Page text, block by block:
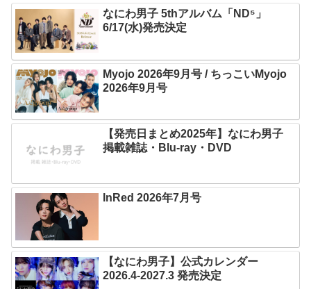
なにわ男子 5thアルバム「ND⁵」
6/17(水)発売決定
Myojo 2026年9月号 / ちっこいMyojo
2026年9月号
【発売日まとめ2025年】なにわ男子
掲載雑誌・Blu-ray・DVD
InRed 2026年7月号
【なにわ男子】公式カレンダー
2026.4-2027.3 発売決定